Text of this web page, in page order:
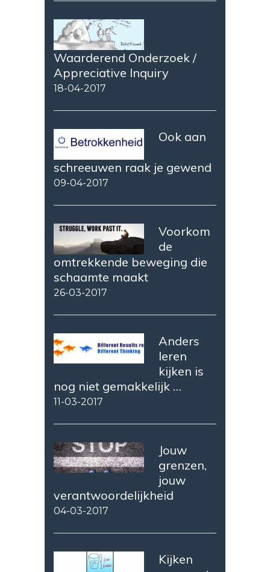
Waarderend Onderzoek /
Appreciative Inquiry
18-04-2017
Ook aan
schreeuwen raak je gewend
09-04-2017
Voorkom
de
omtrekkende beweging die
schaamte maakt
26-03-2017
Anders
leren
kijken is
nog niet gemakkelijk …
11-03-2017
Jouw
grenzen,
jouw
verantwoordelijkheid
04-03-2017
Kijken